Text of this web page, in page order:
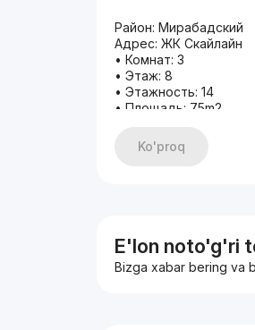
Район: Мирабадский
Адрес: ЖК Скайлайн
• Комнат: 3
• Этаж: 8
• Этажность: 14
• Площадь: 75m2
Имеются
Если не отвечаю на
Компания "Expert Real
Ko'proq
E'lon noto'g'ri
Bizga xabar bering va